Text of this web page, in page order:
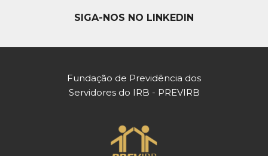
SIGA-NOS NO LINKEDIN
Fundação de Previdência dos
Servidores do IRB - PREVIRB